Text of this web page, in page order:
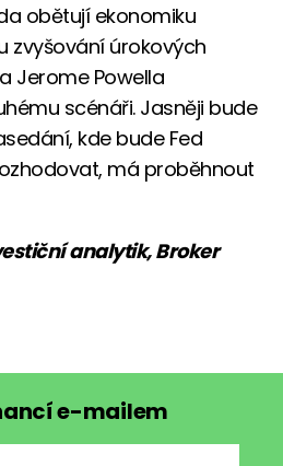
obětují ekonomiku
zvyšování úrokových
Jerome Powella
scénáři. Jasněji bude
kde bude Fed
má proběhnout
analytik, Broker
e-mailem